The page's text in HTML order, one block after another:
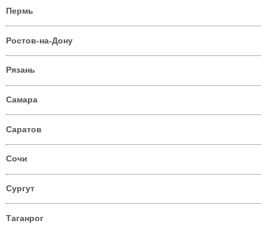
Пермь
Ростов-на-Дону
Рязань
Самара
Саратов
Сочи
Сургут
Таганрог